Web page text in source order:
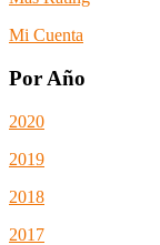
Mi Cuenta
Por Año
2020
2019
2018
2017